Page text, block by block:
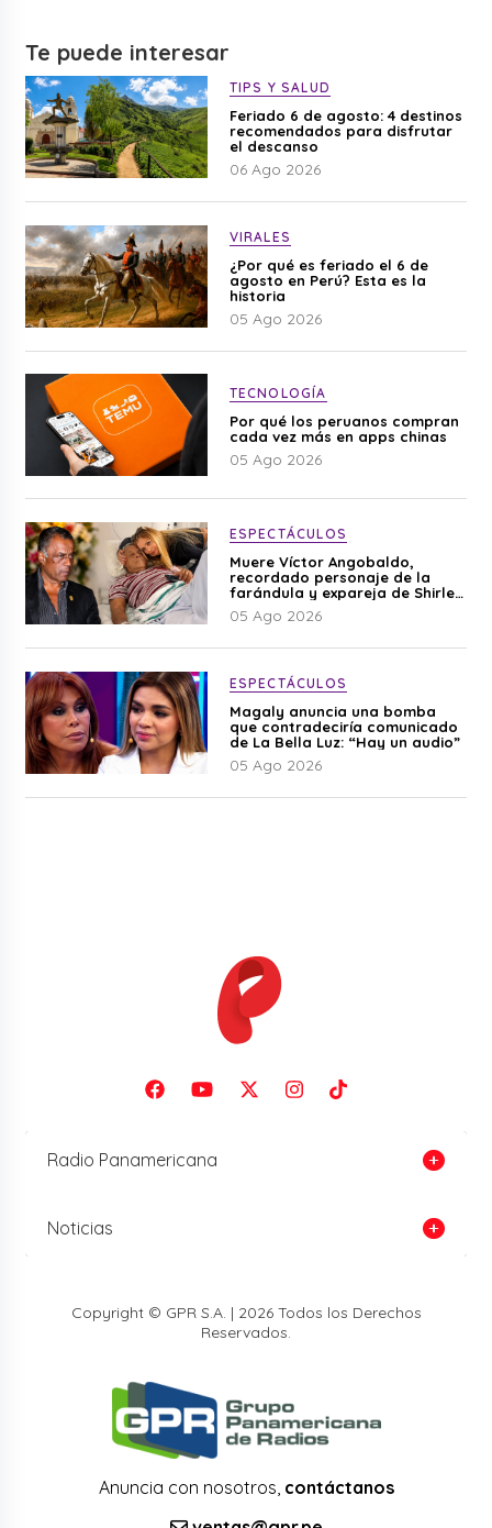
Te puede interesar
TIPS Y SALUD
Feriado 6 de agosto: 4 destinos
recomendados para disfrutar
el descanso
06 Ago 2026
VIRALES
¿Por qué es feriado el 6 de
agosto en Perú? Esta es la
historia
05 Ago 2026
TECNOLOGÍA
Por qué los peruanos compran
cada vez más en apps chinas
05 Ago 2026
ESPECTÁCULOS
Muere Víctor Angobaldo,
recordado personaje de la
farándula y expareja de Shirley
Cherres
05 Ago 2026
ESPECTÁCULOS
Magaly anuncia una bomba
que contradeciría comunicado
de La Bella Luz: “Hay un audio”
05 Ago 2026
Radio Panamericana
Noticias
Copyright © GPR S.A. | 2026 Todos los Derechos
Reservados.
Anuncia con nosotros, contáctanos